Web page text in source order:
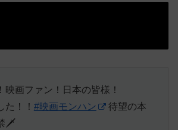
映画ファン！日本の皆様！
た！！ #映画モンハン
待望の本
🗡️